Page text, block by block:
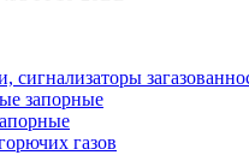
сигнализаторы
запорные
газов